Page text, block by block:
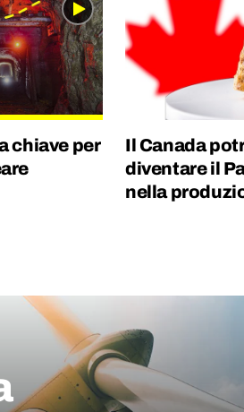
in vinile.
chiave per
Il Canada
diventare il
nella